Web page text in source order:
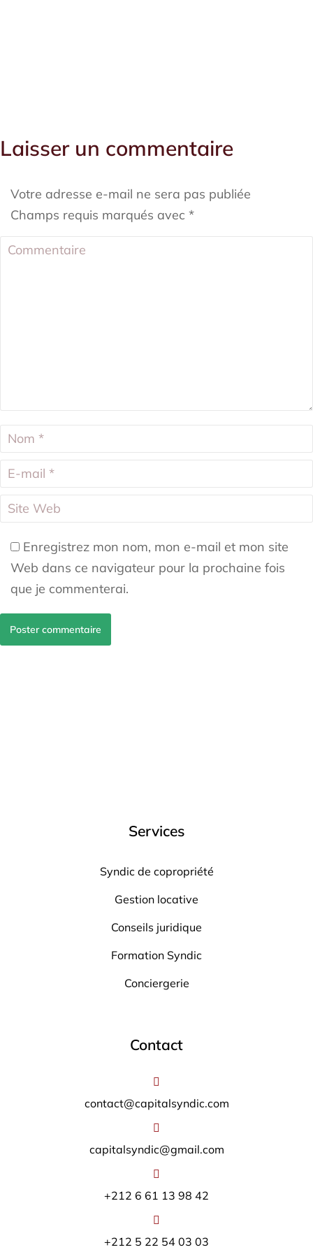
Laisser un commentaire
Votre adresse e-mail ne sera pas publiée
Champs requis marqués avec *
Commentaire
Nom *
E-mail *
Site Web
Enregistrez mon nom, mon e-mail et mon site
Web dans ce navigateur pour la prochaine fois
que je commenterai.
Poster commentaire
Services
Syndic de copropriété
Gestion locative
Conseils juridique
Formation Syndic
Conciergerie
Contact
contact@capitalsyndic.com
capitalsyndic@gmail.com
+212 6 61 13 98 42
+212 5 22 54 03 03